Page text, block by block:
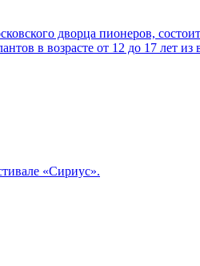
дворца пионеров,
в возрасте от 12 до 17 лет
«Сириус».